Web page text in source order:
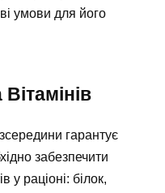
умови для його
гарантує
забезпечити
у раціоні: білок,